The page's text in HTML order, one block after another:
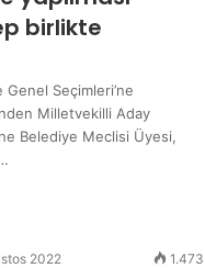
birlikte
Seçimleri’ne
Milletvekilli Aday
Belediye Meclisi Üyesi,
2022 1.473